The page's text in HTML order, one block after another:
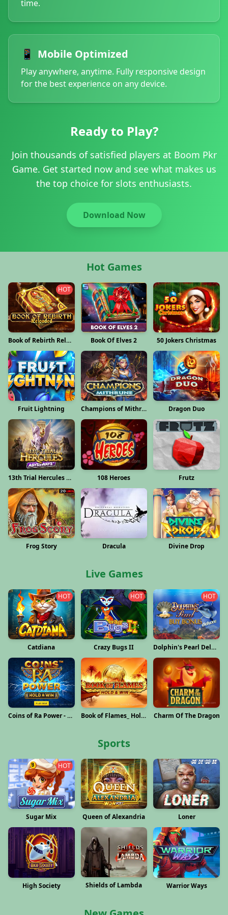
time.
📱 Mobile Optimized
Play anywhere, anytime. Fully responsive design
for the best experience on any device.
Ready to Play?
Join thousands of satisfied players at Boom Pkr
Game. Get started now and see what makes us
the top choice for slots enthusiasts.
Download Now
Hot Games
HOT
Book of Rebirth Reloaded Book Of Elves 2 50 Jokers Christmas
Fruit Lightning Champions of Mithrune Dragon Duo
13th Trial Hercules Abyssways 108 Heroes Frutz
Frog Story Dracula Divine Drop
Live Games
HOT
Catdiana
HOT
Crazy Bugs II
HOT
Dolphin's Pearl Deluxe Buy Bonus
Coins of Ra Power - Hold and Win Book of Flames_ Hold and Win Charm Of The Dragon
Sports
HOT
Sugar Mix Queen of Alexandria Loner
High Society Shields of Lambda Warrior Ways